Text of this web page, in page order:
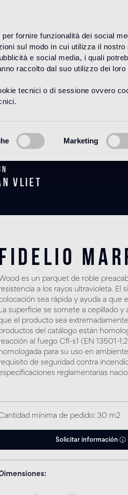
fornire funzionalità dei social
sul modo in cui utilizza il nostro
e social media, i quali
raccolto dal suo utilizzo dei loro
tecnici o di sessione ovvero
Marketing
DECORACIONES
vliet
Fidelio
es un parquet de roble
a los rayos ultravioleta. El
sea rápida y ayuda a que
La superficie se somete a cepillado
el producto sea
del catálogo están
al fuego Cfl-s1 (EN 13501-
para su uso en
de seguridad contra
reglamentarias
mínima de pedido: 30 m2
Solicitar información
Dimensiones